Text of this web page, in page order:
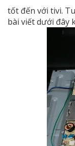
tốt đến với tivi.
bài viết dưới đây